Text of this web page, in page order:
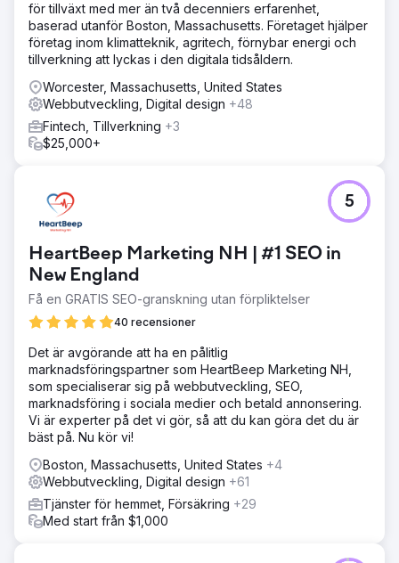
för tillväxt med mer än två decenniers erfarenhet,
baserad utanför Boston, Massachusetts. Företaget hjälper
företag inom klimatteknik, agritech, förnybar energi och
tillverkning att lyckas i den digitala tidsåldern.
Worcester, Massachusetts, United States
Webbutveckling, Digital design +48
Fintech, Tillverkning +3
$25,000+
HeartBeep Marketing NH | #1 SEO in
New England
Få en GRATIS SEO-granskning utan förpliktelser
40 recensioner
5
Det är avgörande att ha en pålitlig
marknadsföringspartner som HeartBeep Marketing NH,
som specialiserar sig på webbutveckling, SEO,
marknadsföring i sociala medier och betald annonsering.
Vi är experter på det vi gör, så att du kan göra det du är
bäst på. Nu kör vi!
Boston, Massachusetts, United States +4
Webbutveckling, Digital design +61
Tjänster för hemmet, Försäkring +29
Med start från $1,000